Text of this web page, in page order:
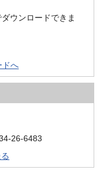
ウンロードできま
ドへ
26-6483